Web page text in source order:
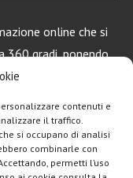
contenuti e
il traffico.
si occupano di analisi
combinarle con
permetti l’uso
online che si
gradi, ponendo
Android, Apple e